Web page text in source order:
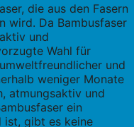
die aus den Fasern
wird. Da Bambusfaser
und
Wahl für
und
weniger Monate
atmungsaktiv und
ein
ist, gibt es keine